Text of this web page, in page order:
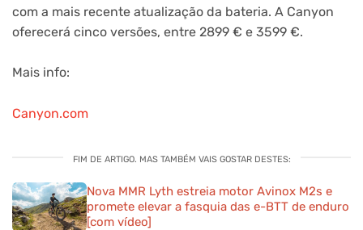
com a mais recente atualização da bateria. A Canyon
oferecerá cinco versões, entre 2899 € e 3599 €.
Mais info:
Canyon.com
FIM DE ARTIGO. MAS TAMBÉM VAIS GOSTAR DESTES:
Nova MMR Lyth estreia motor Avinox M2s e
promete elevar a fasquia das e-BTT de enduro
[com vídeo]